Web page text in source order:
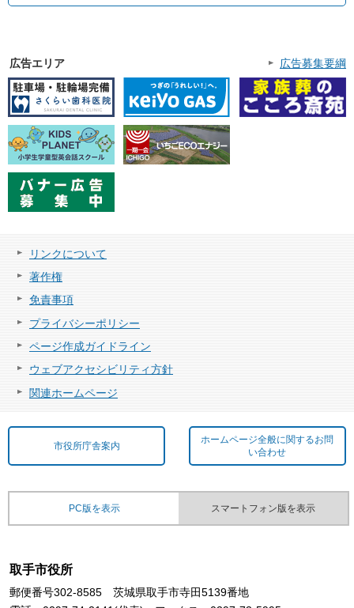
広告エリア 広告募集要綱
リンクについて
著作権
免責事項
プライバシーポリシー
ページ作成ガイドライン
ウェブアクセシビリティ方針
関連ホームページ
市役所庁舎案内
ホームページ全般に関するお問
い合わせ
PC版を表示 スマートフォン版を表示
取手市役所
郵便番号302-8585 茨城県取手市寺田5139番地